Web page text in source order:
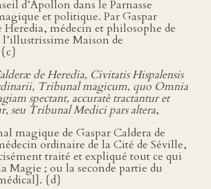
d’Apollon dans le Parnasse
et politique. Par Gaspar
Heredia, médecin et philosophe de
l’illustrissime Maison de
de Heredia, Civitatis Hispalensis
Tribunal magicum, quo Omnia
spectant, accuratè tractantur et
seu Tribunal Medici pars altera,
magique de Gaspar Caldera de
ordinaire de la Cité de Séville,
traité et expliqué tout ce qui
Magie ; ou la seconde partie du
{d}